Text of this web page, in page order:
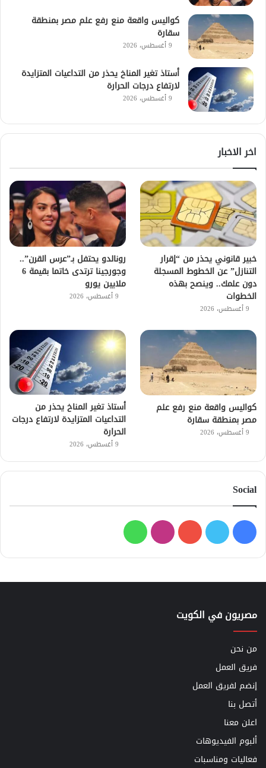
كواليس واقعة منع رفع علم مصر بمنطقة
سقارة
9 أغسطس، 2026
أستاذ تغير المناخ يحذر من التداعيات المتزايدة
لارتفاع درجات الحرارة
9 أغسطس، 2026
اخر الاخبار
خبير قانوني يحذر من “إقرار
التنازل” عن الخطوط المسجلة
دون علمك.. وينصح بهذه
الخطوات
9 أغسطس، 2026
رونالدو يحتفل بـ”عرس القرن”..
وجورجينا ترتدى خاتما بقيمة 6
ملايين يورو
9 أغسطس، 2026
كواليس واقعة منع رفع علم
مصر بمنطقة سقارة
9 أغسطس، 2026
أستاذ تغير المناخ يحذر من
التداعيات المتزايدة لارتفاع درجات
الحرارة
9 أغسطس، 2026
Social
فيسبوك
تويتر يوتيوبانستقرامواتساب
مصريون في الكويت
من نحن
فريق العمل
إنضم لفريق العمل
أتصل بنا
اعلن معنا
ألبوم الفيديوهات
فعاليات ومناسبات